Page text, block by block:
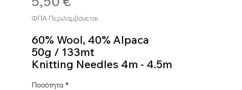
ΦΠΑ Περιλαμβάνεται
60% Wool, 40% Alpaca
50g / 133mt
Knitting Needles 4m - 4.5m
Ποσότητα *